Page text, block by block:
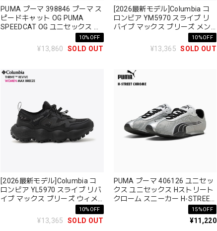
PUMA プーマ 398846 プーマ ス
ピードキャット OG PUMA
SPEEDCAT OG ユニセックス ベ
10%OFF
¥13,860 SOLD OUT
[2026最新モデル]Columbia コ
ロンビア YM5970 スライブ リ
バイブ マックス ブリーズ メン
ズ THRIVE REVIVE MAX 10%OFF
¥13,365 SOLD OUT
[2026最新モデル]Columbia コ
ロンビア YL5970 スライブ リバ
イブ マックス ブリーズ ウィメ
ンズ THRIVE REVIVE MAX10%OFF
¥13,365 SOLD OUT
PUMA プーマ 406126 ユニセッ
クス ユニセックス Hストリート
クローム スニーカー H-STREET
15%OFF
¥11,220